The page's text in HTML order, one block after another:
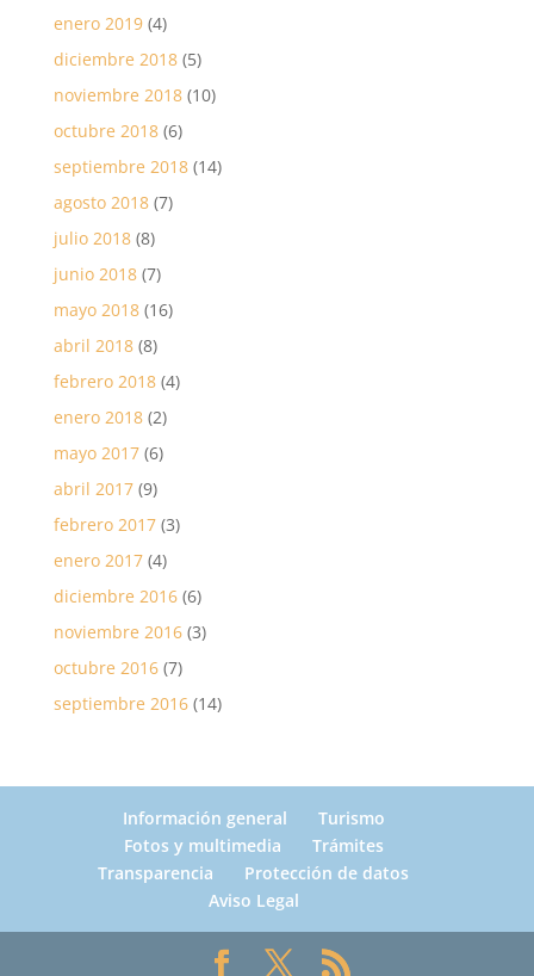
enero 2019(4)
diciembre 2018(5)
noviembre 2018(10)
octubre 2018(6)
septiembre 2018(14)
agosto 2018(7)
julio 2018(8)
junio 2018(7)
mayo 2018(16)
abril 2018(8)
febrero 2018(4)
enero 2018(2)
mayo 2017(6)
abril 2017(9)
febrero 2017(3)
enero 2017(4)
diciembre 2016(6)
noviembre 2016(3)
octubre 2016(7)
septiembre 2016(14)
Información general
Turismo
Fotos y multimedia
Trámites
Transparencia
Protección de datos
Aviso Legal